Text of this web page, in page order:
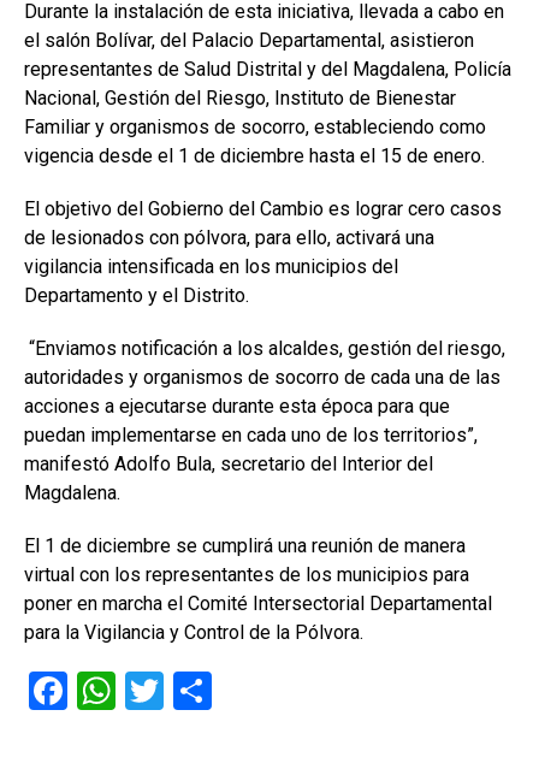
Durante la instalación de esta iniciativa, llevada a cabo en
el salón Bolívar, del Palacio Departamental, asistieron
representantes de Salud Distrital y del Magdalena, Policía
Nacional, Gestión del Riesgo, Instituto de Bienestar
Familiar y organismos de socorro, estableciendo como
vigencia desde el 1 de diciembre hasta el 15 de enero.
El objetivo del Gobierno del Cambio es lograr cero casos
de lesionados con pólvora, para ello, activará una
vigilancia intensificada en los municipios del
Departamento y el Distrito.
“Enviamos notificación a los alcaldes, gestión del riesgo,
autoridades y organismos de socorro de cada una de las
acciones a ejecutarse durante esta época para que
puedan implementarse en cada uno de los territorios”,
manifestó Adolfo Bula, secretario del Interior del
Magdalena.
El 1 de diciembre se cumplirá una reunión de manera
virtual con los representantes de los municipios para
poner en marcha el Comité Intersectorial Departamental
para la Vigilancia y Control de la Pólvora.
F
W T